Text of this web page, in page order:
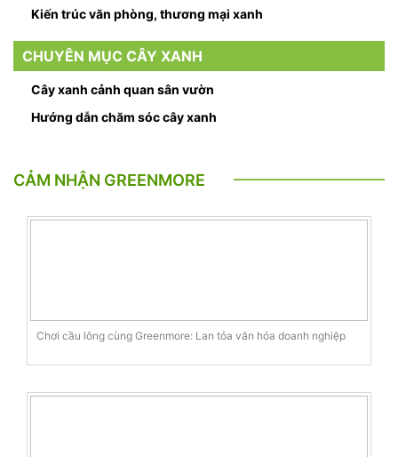
Kiến trúc văn phòng, thương mại xanh
CHUYÊN MỤC CÂY XANH
Cây xanh cảnh quan sân vườn
Hướng dẫn chăm sóc cây xanh
CẢM NHẬN GREENMORE
Chơi cầu lông cùng Greenmore: Lan tỏa văn hóa doanh nghiệp